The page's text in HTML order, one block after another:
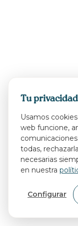
Tu privacidad
Usamos
web funcione,
todas,
necesarias
en nuestra
Configurar